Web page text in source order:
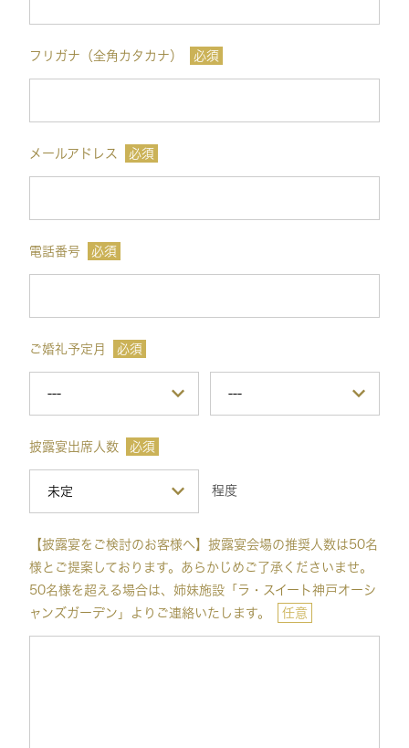
フリガナ（全角カタカナ） 必須
メールアドレス 必須
電話番号 必須
ご婚礼予定月 必須
披露宴出席人数 必須
程度
【披露宴をご検討のお客様へ】披露宴会場の推奨人数は50名
様とご提案しております。あらかじめご了承くださいませ。
50名様を超える場合は、姉妹施設「ラ・スイート神戸オーシ
ャンズガーデン」よりご連絡いたします。
任意